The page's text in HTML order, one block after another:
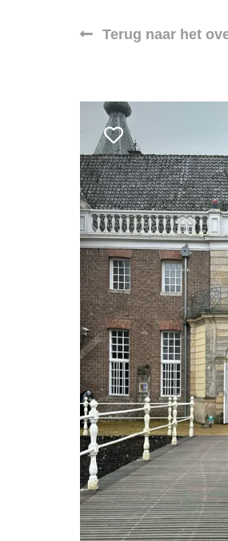
Terug naar het